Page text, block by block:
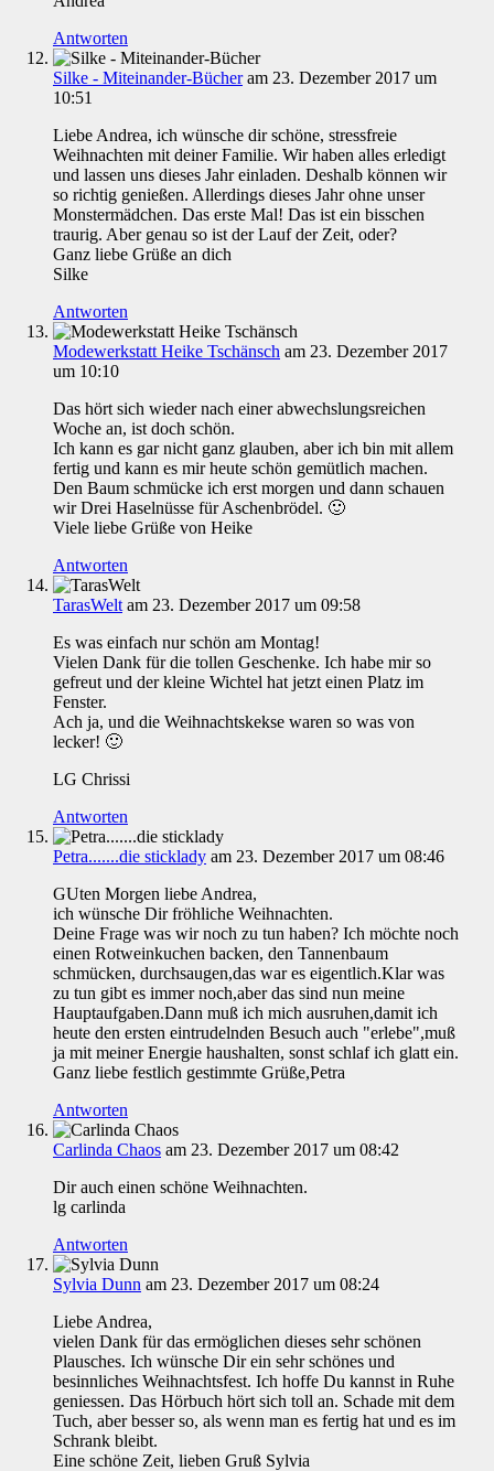
Antworten
Silke - Miteinander-Bücher am 23. Dezember 2017 um
10:51
Liebe Andrea, ich wünsche dir schöne, stressfreie
Weihnachten mit deiner Familie. Wir haben alles erledigt
und lassen uns dieses Jahr einladen. Deshalb können wir
so richtig genießen. Allerdings dieses Jahr ohne unser
Monstermädchen. Das erste Mal! Das ist ein bisschen
traurig. Aber genau so ist der Lauf der Zeit, oder?
Ganz liebe Grüße an dich
Silke
Antworten
Modewerkstatt Heike Tschänsch am 23. Dezember 2017
um 10:10
Das hört sich wieder nach einer abwechslungsreichen
Woche an, ist doch schön.
Ich kann es gar nicht ganz glauben, aber ich bin mit allem
fertig und kann es mir heute schön gemütlich machen.
Den Baum schmücke ich erst morgen und dann schauen
wir Drei Haselnüsse für Aschenbrödel. 🙂
Viele liebe Grüße von Heike
Antworten
TarasWelt am 23. Dezember 2017 um 09:58
Es was einfach nur schön am Montag!
Vielen Dank für die tollen Geschenke. Ich habe mir so
gefreut und der kleine Wichtel hat jetzt einen Platz im
Fenster.
Ach ja, und die Weihnachtskekse waren so was von
lecker! 🙂
LG Chrissi
Antworten
Petra.......die sticklady am 23. Dezember 2017 um 08:46
GUten Morgen liebe Andrea,
ich wünsche Dir fröhliche Weihnachten.
Deine Frage was wir noch zu tun haben? Ich möchte noch
einen Rotweinkuchen backen, den Tannenbaum
schmücken, durchsaugen,das war es eigentlich.Klar was
zu tun gibt es immer noch,aber das sind nun meine
Hauptaufgaben.Dann muß ich mich ausruhen,damit ich
heute den ersten eintrudelnden Besuch auch "erlebe",muß
ja mit meiner Energie haushalten, sonst schlaf ich glatt ein.
Ganz liebe festlich gestimmte Grüße,Petra
Antworten
Carlinda Chaos am 23. Dezember 2017 um 08:42
Dir auch einen schöne Weihnachten.
lg carlinda
Antworten
Sylvia Dunn am 23. Dezember 2017 um 08:24
Liebe Andrea,
vielen Dank für das ermöglichen dieses sehr schönen
Plausches. Ich wünsche Dir ein sehr schönes und
besinnliches Weihnachtsfest. Ich hoffe Du kannst in Ruhe
geniessen. Das Hörbuch hört sich toll an. Schade mit dem
Tuch, aber besser so, als wenn man es fertig hat und es im
Schrank bleibt.
Eine schöne Zeit, lieben Gruß Sylvia